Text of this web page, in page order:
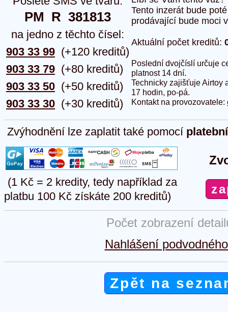
PM  R  381813
na jedno z těchto čísel:
903 33 99
903 33 79
903 33 50
903 33 30
(+120 kreditů)
(+80 kreditů)
(+50 kreditů)
(+30 kreditů)
Tento inzerát bude
prodávající bude moci
Aktuální počet kreditů:
Poslední dvojčíslí určuje
platnost 14 dní.
Technicky zajišťuje Airtoy
17 hodin, po-pá.
Kontakt na provozovatele:
Zvýhodnění lze zaplatit také pomocí
(1 Kč = 2 kredity, tedy například za
platbu 100 Kč získáte 200 kreditů)
Počet zobrazení
Nahlášení
Zpět na